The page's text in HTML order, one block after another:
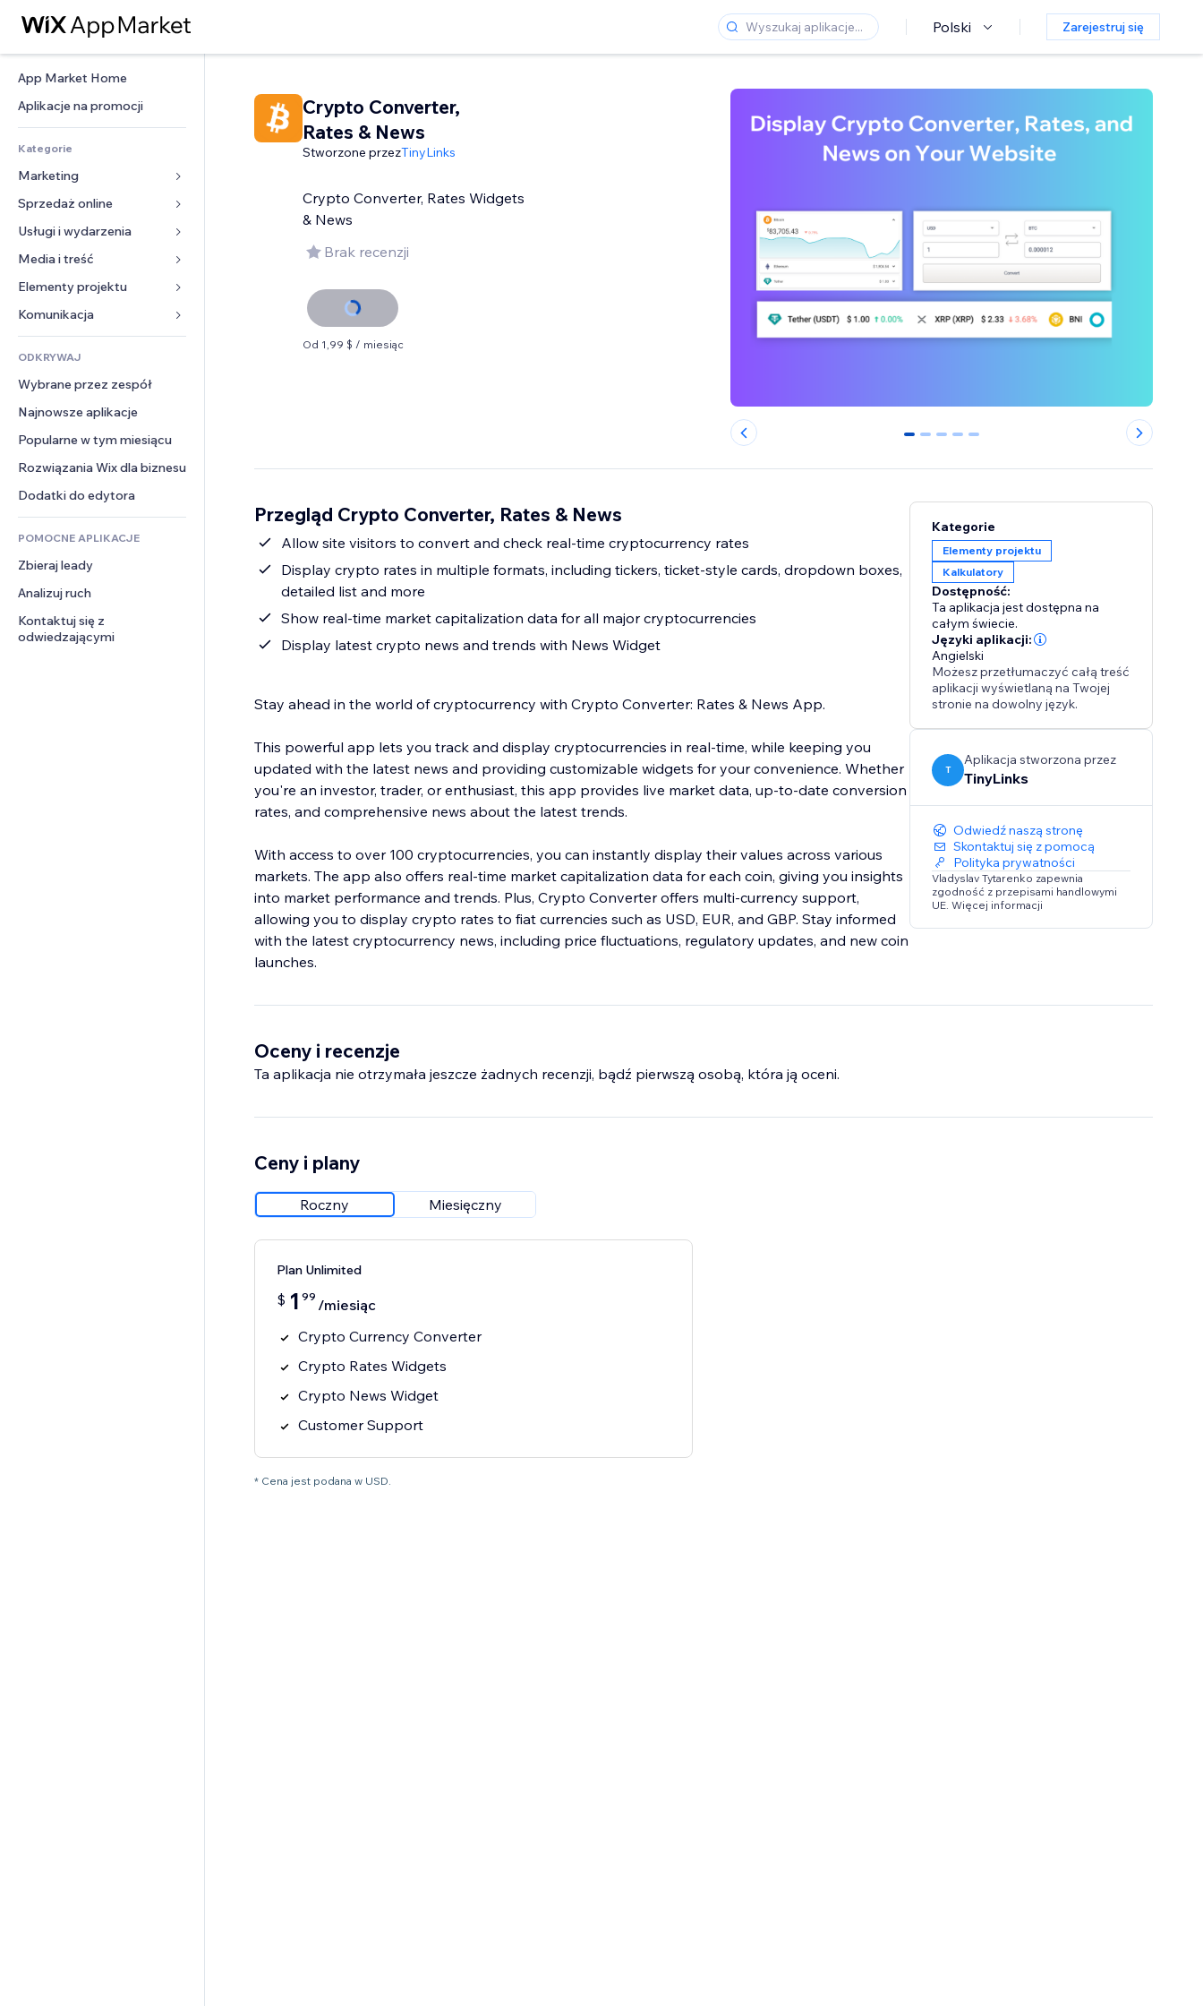
Polski Zarejestruj się
App Market Home
Aplikacje na promocji
Kategorie
Marketing
Reklamy
Smartfon
Analityka
Listy witryn
E-mail
Sprzedaż online
Aplikacje do sklepów
Wysyłka i dostawa
Przyciski sprzedaży
Rachunkowość
Kupony i lojalność
Rozwiązania dla
magazynowania
Dropshipping
Ceny i subskrypcja
Crowdfunding
Żywność i napoje
Usługi i wydarzenia
Hotele
Wydarzenia
Restauracje
Nieruchomości
Rezerwacje
Media i treść
Galeria
Muzyka
Podkasty
Fotografia
Film
PDF
Udostępnianie plików
Wiadomości
Elementy projektu
Mapy i nawigacja
Prywatność i bezpieczeństwo
Zegar
Szablony stron
Efekty obrazu
Przyciski i menu
Banery i odznaki
Kalkulatory
Szukaj
Pogoda
Wykresy i tabele
Formularze
Ankiety
Czat
Komentarze
Telefon
Społeczność
Opinie i polecenia
CRM
ODKRYWAJ
Wybrane przez zespół
Najnowsze aplikacje
Popularne w tym miesiącu
Rozwiązania Wix dla biznesu
Dodatki do edytora
POMOCNE APLIKACJE
Zbieraj leady
Analizuj ruch
Kontaktuj się z
odwiedzającymi
Crypto Converter,
Rates & News
Stworzone przezTinyLinks
Crypto Converter, Rates Widgets
& News
Brak recenzji
Od 1,99 $ / miesiąc
0 1 2 3 4
Przegląd Crypto Converter, Rates & News
Allow site visitors to convert and check real-time cryptocurrency rates
Display crypto rates in multiple formats, including tickers, ticket-style cards, dropdown boxes,
detailed list and more
Show real-time market capitalization data for all major cryptocurrencies
Display latest crypto news and trends with News Widget
Stay ahead in the world of cryptocurrency with Crypto Converter: Rates & News App.
This powerful app lets you track and display cryptocurrencies in real-time, while keeping you
updated with the latest news and providing customizable widgets for your convenience. Whether
you're an investor, trader, or enthusiast, this app provides live market data, up-to-date conversion
rates, and comprehensive news about the latest trends.
With access to over 100 cryptocurrencies, you can instantly display their values across various
markets. The app also offers real-time market capitalization data for each coin, giving you insights
into market performance and trends. Plus, Crypto Converter offers multi-currency support,
allowing you to display crypto rates to fiat currencies such as USD, EUR, and GBP. Stay informed
with the latest cryptocurrency news, including price fluctuations, regulatory updates, and new coin
launches.
Kategorie
Elementy projektu
Kalkulatory
Dostępność:
Ta aplikacja jest dostępna na
całym świecie.
Języki aplikacji:
Angielski
Możesz przetłumaczyć całą treść
aplikacji wyświetlaną na Twojej
stronie na dowolny język.
T
Aplikacja stworzona przez
TinyLinks
Odwiedź naszą stronę
Skontaktuj się z pomocą
Polityka prywatności
Vladyslav Tytarenko zapewnia
zgodność z przepisami handlowymi
UE. Więcej informacji
Oceny i recenzje
Ta aplikacja nie otrzymała jeszcze żadnych recenzji, bądź pierwszą osobą, która ją oceni.
Ceny i plany
Roczny Miesięczny
Plan Unlimited
$ 1 99 /miesiąc
Crypto Currency Converter
Crypto Rates Widgets
Crypto News Widget
Customer Support
* Cena jest podana w USD.